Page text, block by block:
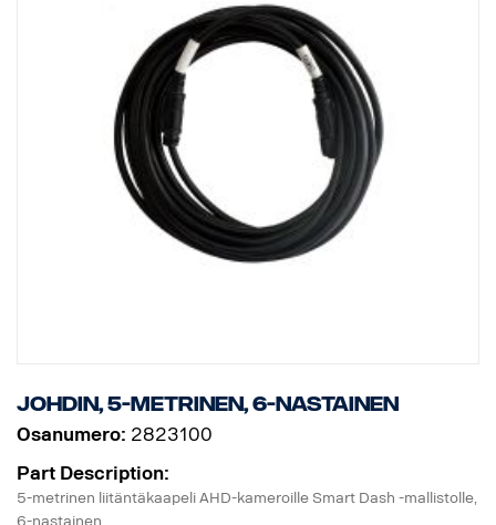
johdin, 5-metrinen, 6-nastainen
Osanumero: 2823100
Part Description:
5-metrinen liitäntäkaapeli AHD-kameroille Smart Dash -mallistolle,
6-nastainen